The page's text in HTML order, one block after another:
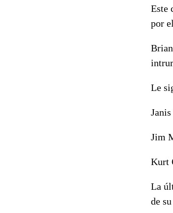
Este
por
Le
Jim
Kurt
La
de